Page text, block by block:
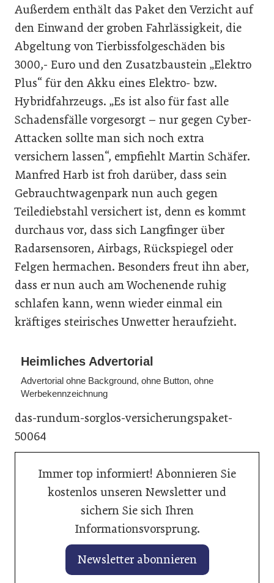
Außerdem enthält das Paket den Verzicht auf
den Einwand der groben Fahrlässigkeit, die
Abgeltung von Tierbissfolgeschäden bis
3000,- Euro und den Zusatzbaustein „Elektro
Plus“ für den Akku eines Elektro- bzw.
Hybridfahrzeugs. „Es ist also für fast alle
Schadensfälle vorgesorgt – nur gegen Cyber-
Attacken sollte man sich noch extra
versichern lassen“, empfiehlt Martin Schäfer.
Manfred Harb ist froh darüber, dass sein
Gebrauchtwagenpark nun auch gegen
Teilediebstahl versichert ist, denn es kommt
durchaus vor, dass sich Langfinger über
Radarsensoren, Airbags, Rückspiegel oder
Felgen hermachen. Besonders freut ihn aber,
dass er nun auch am Wochenende ruhig
schlafen kann, wenn wieder einmal ein
kräftiges steirisches Unwetter heraufzieht.
Heimliches Advertorial
Advertorial ohne Background, ohne Button, ohne
Werbekennzeichnung
das-rundum-sorglos-versicherungspaket-
50064
Immer top informiert! Abonnieren Sie
kostenlos unseren Newsletter und
sichern Sie sich Ihren
Informationsvorsprung.
Newsletter abonnieren